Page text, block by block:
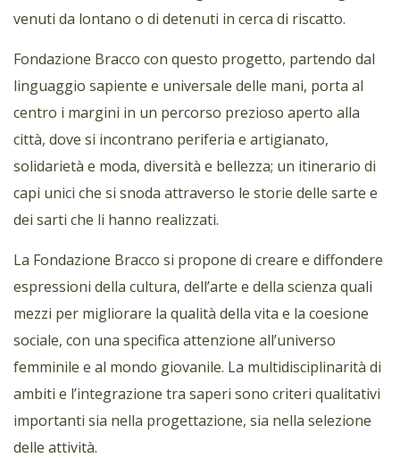
venuti da lontano o di detenuti in cerca di riscatto.
Fondazione Bracco con questo progetto, partendo dal
linguaggio sapiente e universale delle mani, porta al
centro i margini in un percorso prezioso aperto alla
città, dove si incontrano periferia e artigianato,
solidarietà e moda, diversità e bellezza; un itinerario di
capi unici che si snoda attraverso le storie delle sarte e
dei sarti che li hanno realizzati.
La Fondazione Bracco si propone di creare e diffondere
espressioni della cultura, dell’arte e della scienza quali
mezzi per migliorare la qualità della vita e la coesione
sociale, con una specifica attenzione all’universo
femminile e al mondo giovanile. La multidisciplinarità di
ambiti e l’integrazione tra saperi sono criteri qualitativi
importanti sia nella progettazione, sia nella selezione
delle attività.